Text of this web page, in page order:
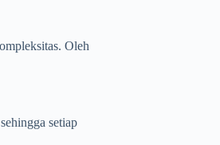
Oleh
setiap